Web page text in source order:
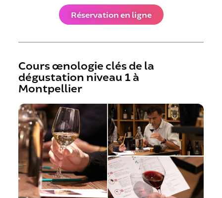
Réservation en ligne
Cours œnologie clés de la
dégustation niveau 1 à
Montpellier